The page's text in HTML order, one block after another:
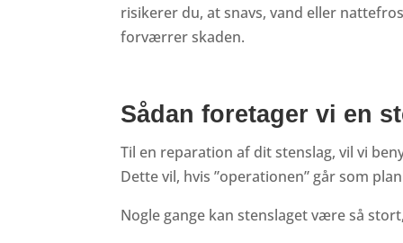
risikerer du, at snavs, vand eller
forværrer skaden.
Sådan foretager vi en
Til en reparation af dit stenslag, vil vi
Dette vil, hvis ”operationen” går som
Nogle gange kan stenslaget være så